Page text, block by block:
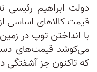
دولت ابراهیم رئیسی
قیمت کالاهای اساسی
با انداختن توپ در
می‌کوشد قیمت‌های
که تاکنون جز آشفتگی